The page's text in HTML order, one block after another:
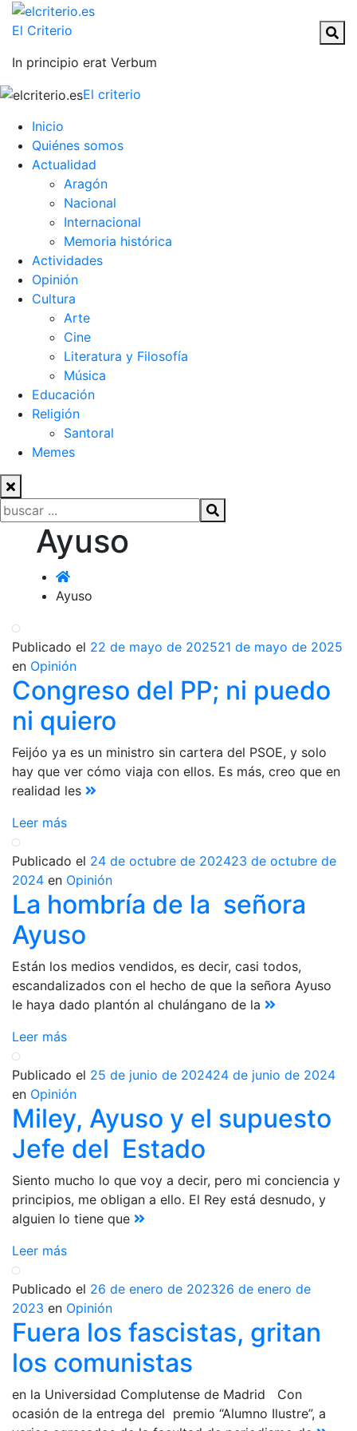
El Criterio
In principio erat Verbum
El criterio
Inicio
Quiénes somos
Actualidad
Aragón
Nacional
Internacional
Memoria histórica
Actividades
Opinión
Cultura
Arte
Cine
Literatura y Filosofía
Música
Educación
Religión
Santoral
Memes
Buscar:
contenido
Ayuso
Ayuso
Publicado el 22 de mayo de 202521 de mayo de 2025
en Opinión
Congreso del PP; ni puedo
ni quiero
Feijóo ya es un ministro sin cartera del PSOE, y solo
hay que ver cómo viaja con ellos. Es más, creo que en
realidad les
Leer más
Publicado el 24 de octubre de 202423 de octubre de
2024 en Opinión
La hombría de la señora
Ayuso
Están los medios vendidos, es decir, casi todos,
escandalizados con el hecho de que la señora Ayuso
le haya dado plantón al chulángano de la
Leer más
Publicado el 25 de junio de 202424 de junio de 2024
en Opinión
Miley, Ayuso y el supuesto
Jefe del Estado
Siento mucho lo que voy a decir, pero mi conciencia y
principios, me obligan a ello. El Rey está desnudo, y
alguien lo tiene que
Leer más
Publicado el 26 de enero de 202326 de enero de
2023 en Opinión
Fuera los fascistas, gritan
los comunistas
en la Universidad Complutense de Madrid Con
ocasión de la entrega del premio “Alumno Ilustre”, a